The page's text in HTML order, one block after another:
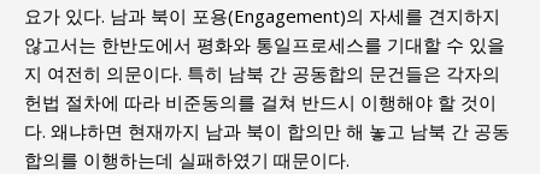
요가 있다. 남과 북이 포용(Engagement)의 자세를 견지하지
않고서는 한반도에서 평화와 통일프로세스를 기대할 수 있을
지 여전히 의문이다. 특히 남북 간 공동합의 문건들은 각자의
헌법 절차에 따라 비준동의를 걸쳐 반드시 이행해야 할 것이
다. 왜냐하면 현재까지 남과 북이 합의만 해 놓고 남북 간 공동
합의를 이행하는데 실패하였기 때문이다.